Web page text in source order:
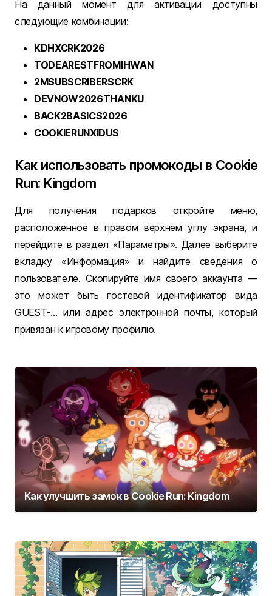
На данный момент для активации доступны
следующие комбинации:
KDHXCRK2026
TODEARESTFROMIHWAN
2MSUBSCRIBERSCRK
DEVNOW2026THANKU
BACK2BASICS2026
COOKIERUNXIDUS
Как использовать промокоды в Cookie
Run: Kingdom
Для получения подарков откройте меню,
расположенное в правом верхнем углу экрана, и
перейдите в раздел «Параметры». Далее выберите
вкладку «Информация» и найдите сведения о
пользователе. Скопируйте имя своего аккаунта —
это может быть гостевой идентификатор вида
GUEST-… или адрес электронной почты, который
привязан к игровому профилю.
Как улучшить замок в Cookie Run: Kingdom